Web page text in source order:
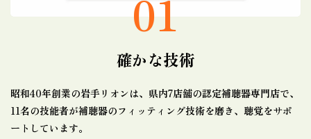
01
確かな技術
昭和40年創業の岩手リオンは、県内7店舗の認定補聴器専門店で、
11名の技能者が補聴器のフィッティング技術を磨き、聴覚をサポ
ートしています。